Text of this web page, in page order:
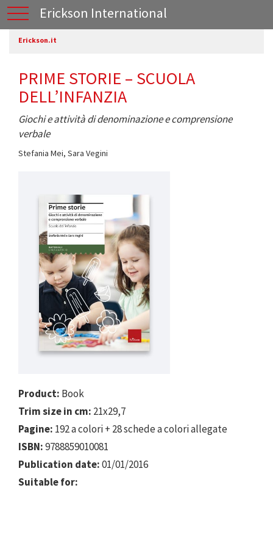
Erickson International
Erickson.it
PRIME STORIE – SCUOLA
DELL’INFANZIA
Giochi e attività di denominazione e comprensione
verbale
Stefania Mei, Sara Vegini
Product: Book
Trim size in cm: 21x29,7
Pagine: 192 a colori + 28 schede a colori allegate
ISBN:9788859010081
Publication date:01/01/2016
Suitable for: